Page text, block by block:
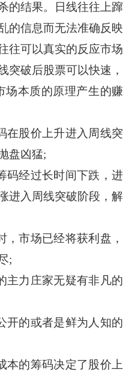
的结果。日线往往上蹿
的信息而无法准确反映
往可以真实的反应市场
突破后股票可以快速，
场本质的原理产生的赚
股价上升进入周线突
盘凶猛;
经过长时间下跌，进
进入周线突破阶段，解
市场已经将获利盘，
;
力庄家无疑有非凡的
的或者是鲜为人知的
的筹码决定了股价上